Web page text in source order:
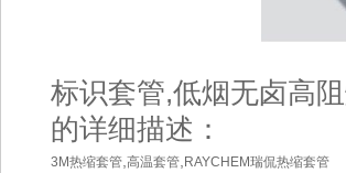
标识套管,低烟无卤高
的详细描述：
3M热缩套管 高温套管 RAYCHEM瑞侃热缩套管